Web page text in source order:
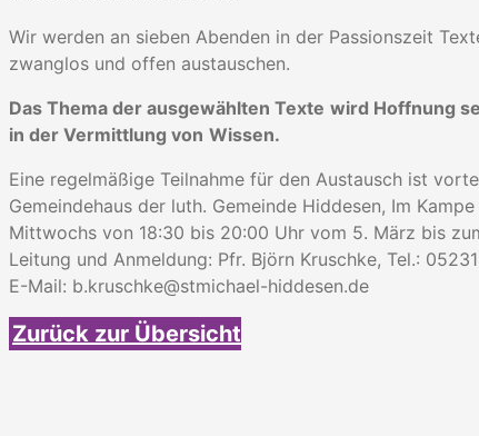
Wir werden an sieben Abenden in der Passionszeit
zwanglos und offen austauschen.
Das Thema der ausgewählten Texte wird Hoffnung
in der Vermittlung von Wissen.
Eine regelmäßige Teilnahme für den Austausch ist
Gemeindehaus der luth. Gemeinde Hiddesen, Im Kampe
Mittwochs von 18:30 bis 20:00 Uhr vom 5. März bis
Leitung und Anmeldung: Pfr. Björn Kruschke, Tel.:
E-Mail: b.kruschke@stmichael-hiddesen.de
Zurück zur Übersicht